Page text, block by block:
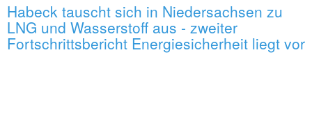
Habeck tauscht sich in Niedersachsen zu
LNG und Wasserstoff aus - zweiter
Fortschrittsbericht Energiesicherheit liegt vor